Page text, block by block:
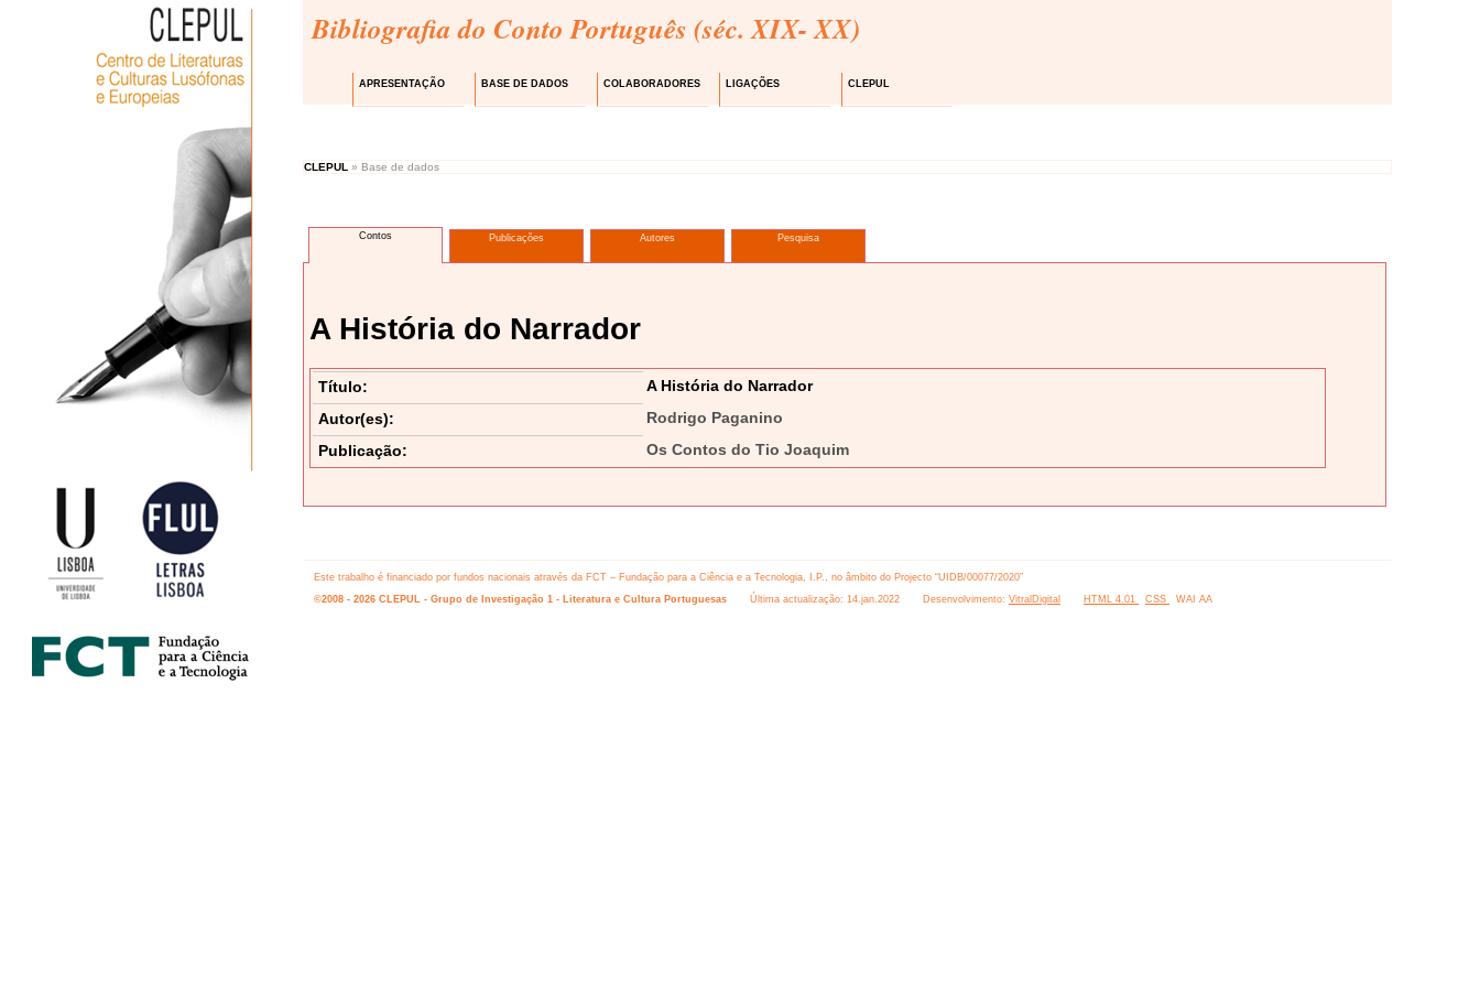
Bibliografia do Conto Português (séc. XIX- XX)
APRESENTAÇÃO BASE DE DADOS COLABORADORES LIGAÇÕES CLEPUL
CLEPUL » Base de dados
Contos Publicações Autores Pesquisa
A História do Narrador
Título:
A História do Narrador
Autor(es):
Rodrigo Paganino
Publicação:
Os Contos do Tio Joaquim
Este trabalho é financiado por fundos nacionais através da FCT – Fundação para a Ciência e a Tecnologia, I.P., no âmbito do Projecto “UIDB/00077/2020”
©2008 - 2026 CLEPUL - Grupo de Investigação 1 - Literatura e Cultura Portuguesas
Última actualização: 14.jan.2022 Desenvolvimento: VitralDigital HTML 4.01 CSS WAI AA